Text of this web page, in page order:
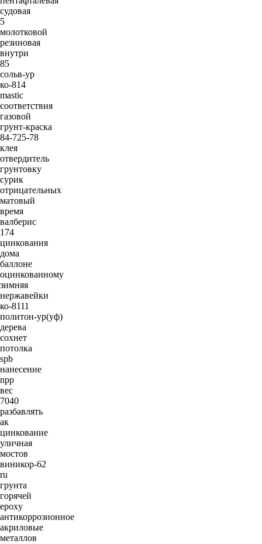
судовая
5
молотковой
резиновая
внутри
85
сольв-ур
ко-814
mastic
соответствия
газовой
грунт-краска
84-725-78
клея
отвердитель
грунтовку
сурик
отрицательных
матовый
время
валберис
174
цинкования
дома
баллоне
оцинкованному
зимняя
нержавейки
ко-8111
политон-ур(уф)
дерева
сохнет
потолка
spb
нанесение
npp
вес
7040
разбавлять
ак
цинкование
уличная
мостов
виникор-62
ru
грунта
горячей
epoxy
антикоррозионное
акриловые
металлов